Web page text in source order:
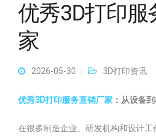
优秀3D打印服
家
2026-05-30 3D打印资讯
优秀3D打印服务直销厂家 ：从设备
在很多制造企业、研发机构和设计工